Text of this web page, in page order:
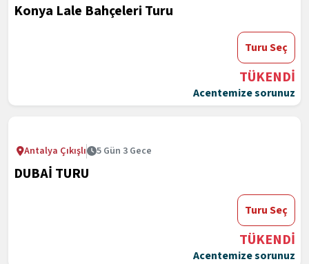
Konya Lale Bahçeleri Turu
TÜKENDİ
Acentemize sorunuz
Turu Seç
Antalya Çıkışlı 5 Gün 3 Gece
DUBAİ TURU
TÜKENDİ
Acentemize sorunuz
Turu Seç